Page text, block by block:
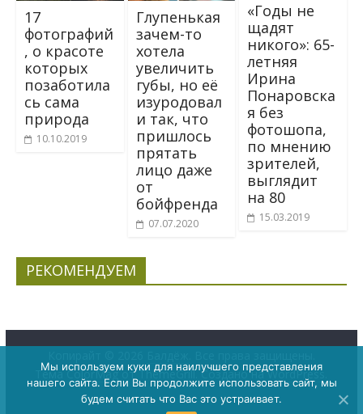
17
фотографий
, о красоте
которых
позаботила
сь сама
природа
10.10.2019
Глупенькая
зачем-то
хотела
увеличить
губы, но её
изуродовал
и так, что
пришлось
прятать
лицо даже
от
бойфренда
07.07.2020
«Годы не
щадят
никого»: 65-
летняя
Ирина
Понаровска
я без
фотошопа,
по мнению
зрителей,
выглядит
на 80
15.03.2019
РЕКОМЕНДУЕМ
ТемаColorMagот ThemeGrill. Создано наWordPress
Мы используем куки для наилучшего представления
нашего сайта. Если Вы продолжите использовать сайт, мы
будем считать что Вас это устраивает.